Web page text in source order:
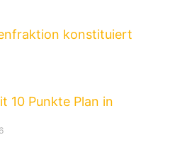
konstituiert
10 Punkte Plan in